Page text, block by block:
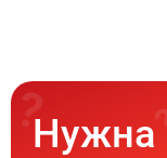
Нужна